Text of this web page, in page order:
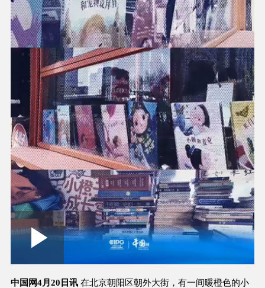
Play
Video
Picture
中国网4月20日讯在北京朝阳区朝外大街，有一间暖橙色的小